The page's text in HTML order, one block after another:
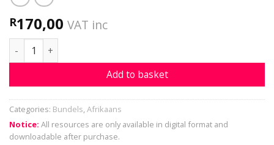
R170,00 VAT inc
Graad 2 Kwartaal 4 pakket quantity
Add to basket
Categories: Bundels,Afrikaans
Notice: All resources are only available in digital format and
downloadable after purchase.